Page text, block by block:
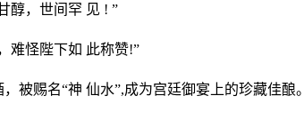
醇，世间罕 见 ! ”
难怪陛下如 此称赞!”
被赐名“神 仙水”,成为宫廷御宴上的珍藏佳酿。